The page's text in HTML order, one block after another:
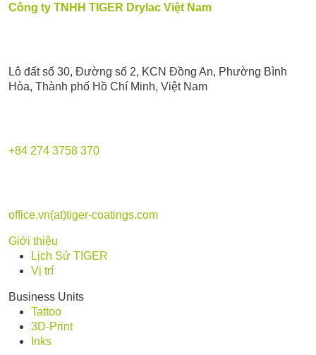
Công ty TNHH TIGER Drylac Việt Nam
Lô đất số 30, Đường số 2, KCN Đồng An, Phường Bình
Hòa, Thành phố Hồ Chí Minh, Việt Nam
+84 274 3758 370
office.vn(at)tiger-coatings.com
Giới thiệu
Lịch Sử TIGER
Vị trí
Business Units
Tattoo
3D-Print
Inks